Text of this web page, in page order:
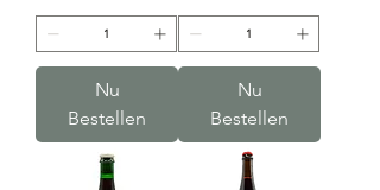
Nu
Bestellen
Nu
Bestellen